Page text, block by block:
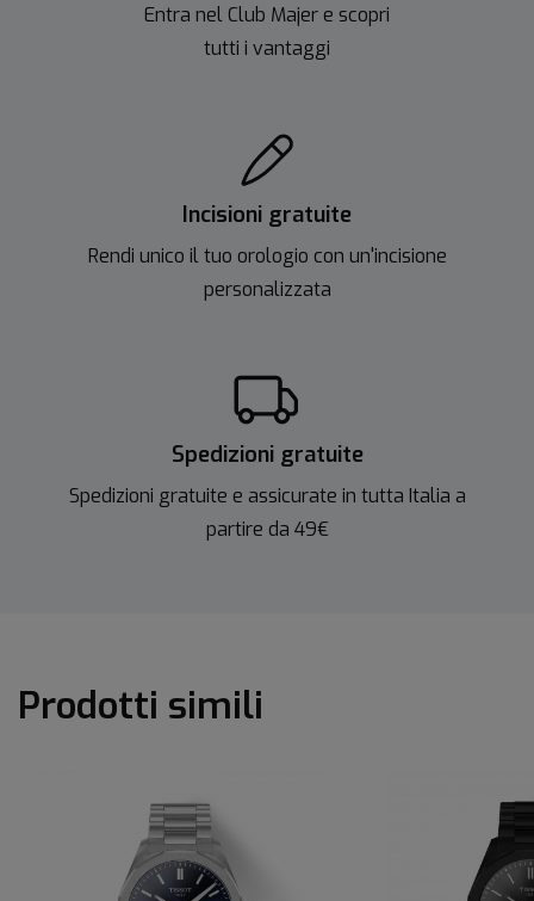
Entra nel Club Majer e scopri
tutti i vantaggi
Incisioni gratuite
Rendi unico il tuo orologio con un'incisione
personalizzata
Spedizioni gratuite
Spedizioni gratuite e assicurate in tutta Italia a
partire da 49€
Prodotti simili